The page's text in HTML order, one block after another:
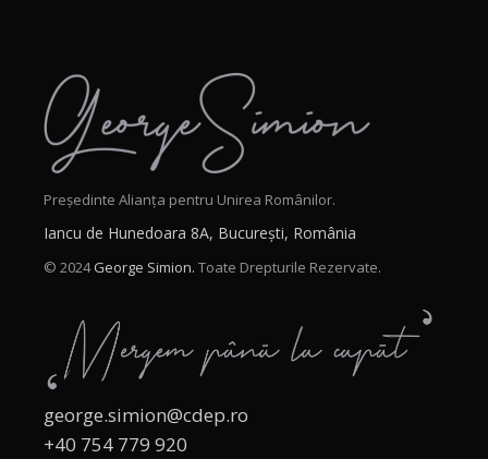
Președinte Alianța pentru Unirea Românilor.
Iancu de Hunedoara 8A, București, România
© 2024George Simion. Toate Drepturile Rezervate.
george.simion@cdep.ro
+40 754 779 920